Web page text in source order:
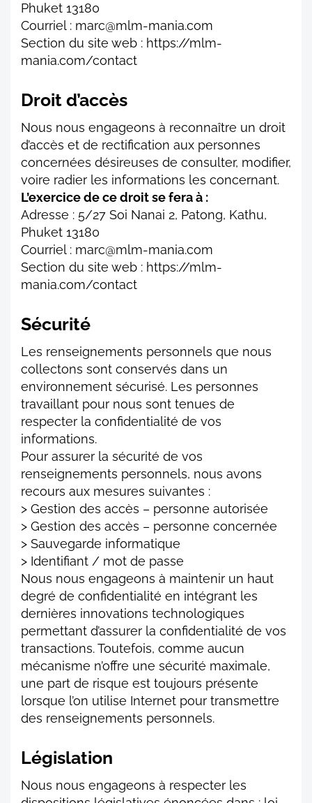
Phuket 13180
Courriel : marc@mlm-mania.com
Section du site web : https://mlm-
mania.com/contact
Droit d’accès
Nous nous engageons à reconnaître un droit
d’accès et de rectification aux personnes
concernées désireuses de consulter, modifier,
voire radier les informations les concernant.
L’exercice de ce droit se fera à :
Adresse : 5/27 Soi Nanai 2, Patong, Kathu,
Phuket 13180
Courriel : marc@mlm-mania.com
Section du site web : https://mlm-
mania.com/contact
Sécurité
Les renseignements personnels que nous
collectons sont conservés dans un
environnement sécurisé. Les personnes
travaillant pour nous sont tenues de
respecter la confidentialité de vos
informations.
Pour assurer la sécurité de vos
renseignements personnels, nous avons
recours aux mesures suivantes :
> Gestion des accès – personne autorisée
> Gestion des accès – personne concernée
> Sauvegarde informatique
> Identifiant / mot de passe
Nous nous engageons à maintenir un haut
degré de confidentialité en intégrant les
dernières innovations technologiques
permettant d’assurer la confidentialité de vos
transactions. Toutefois, comme aucun
mécanisme n’offre une sécurité maximale,
une part de risque est toujours présente
lorsque l’on utilise Internet pour transmettre
des renseignements personnels.
Législation
Nous nous engageons à respecter les